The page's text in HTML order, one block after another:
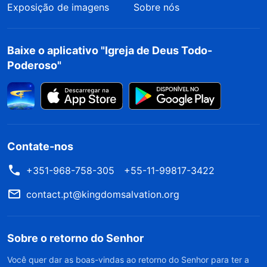
exposição das categorias do homem, todas as
declarações e a obra de Deus são para salvar
aqueles que realmente amam a Deus. O
julgamento justo visa purificar o homem, o
refinamento implacável visa limpar o homem,
palavras duras ou castigos visam purificar e são
para o bem da salvação.
A Palavra, vol. 1: A aparição e a obra de Deus, “Vocês
deveriam pôr de lado as bênçãos do status e entender
pecados do homem, julgar a injustiça do homem,
amaldiçoar a desobediência do homem. A
Exposição de imagens
Sobre nós
Baixe o aplicativo "Igreja de Deus Todo-
Poderoso"
Contate-nos
+351-968-758-305
+55-11-99817-3422
contact.pt@kingdomsalvation.org
Sobre o retorno do Senhor
Você quer dar as boas-vindas ao retorno do Senhor para ter a